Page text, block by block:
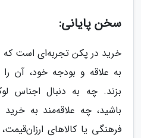
سخن پایانی:
خرید در پکن تجربه‌ای است که
به علاقه و بودجه خود، آن
بزند. چه به دنبال اجناس
باشید، چه علاقه‌مند به
فرهنگی یا کالاهای